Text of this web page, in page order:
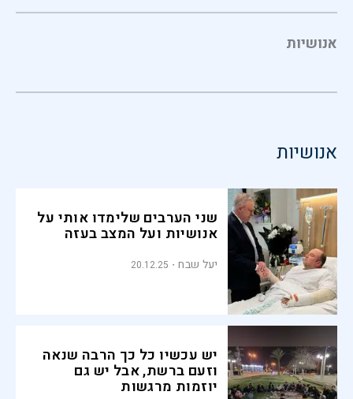
אנושיות
אנושיות
שני הערבים שלימדו אותי על
אנושיות ועל המצב בעזה
יעל שבח 20.12.25
יש עכשיו כל כך הרבה שנאה
וזעם ברשת, אבל יש גם
יוזמות מרגשות